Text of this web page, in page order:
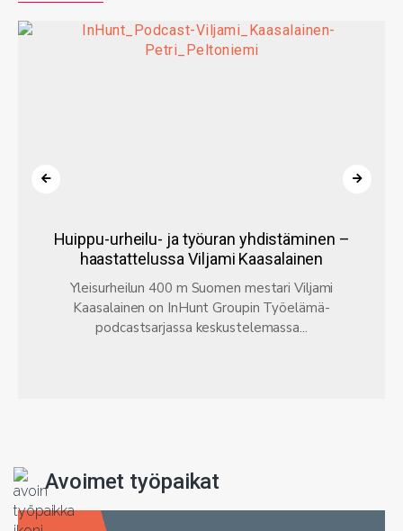
Huippu-urheilu- ja työuran yhdistäminen –
haastattelussa Viljami Kaasalainen
Yleisurheilun 400 m Suomen mestari Viljami
Kaasalainen on InHunt Groupin Työelämä-
podcastsarjassa keskustelemassa...
Avoimet työpaikat
Kaavoituspäällikkö